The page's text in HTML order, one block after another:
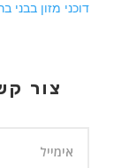
דוכני מזון בבני
צור